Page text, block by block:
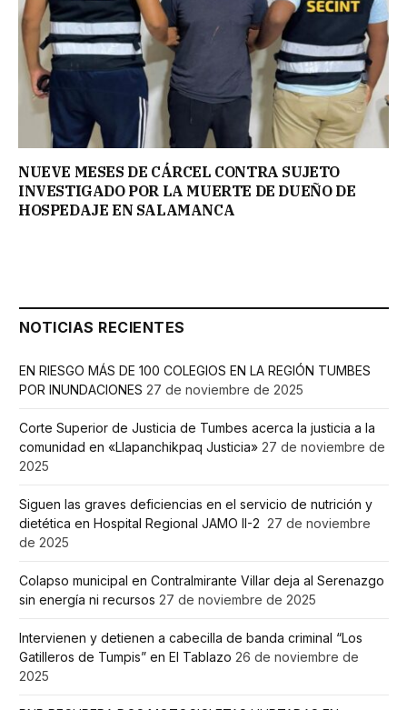
NUEVE MESES DE CÁRCEL CONTRA SUJETO
INVESTIGADO POR LA MUERTE DE DUEÑO DE
HOSPEDAJE EN SALAMANCA
NOTICIAS RECIENTES
EN RIESGO MÁS DE 100 COLEGIOS EN LA REGIÓN TUMBES
POR INUNDACIONES 27 de noviembre de 2025
Corte Superior de Justicia de Tumbes acerca la justicia a la
comunidad en «Llapanchikpaq Justicia» 27 de noviembre de
2025
Siguen las graves deficiencias en el servicio de nutrición y
dietética en Hospital Regional JAMO II-2 27 de noviembre
de 2025
Colapso municipal en Contralmirante Villar deja al Serenazgo
sin energía ni recursos 27 de noviembre de 2025
Intervienen y detienen a cabecilla de banda criminal “Los
Gatilleros de Tumpis” en El Tablazo 26 de noviembre de
2025